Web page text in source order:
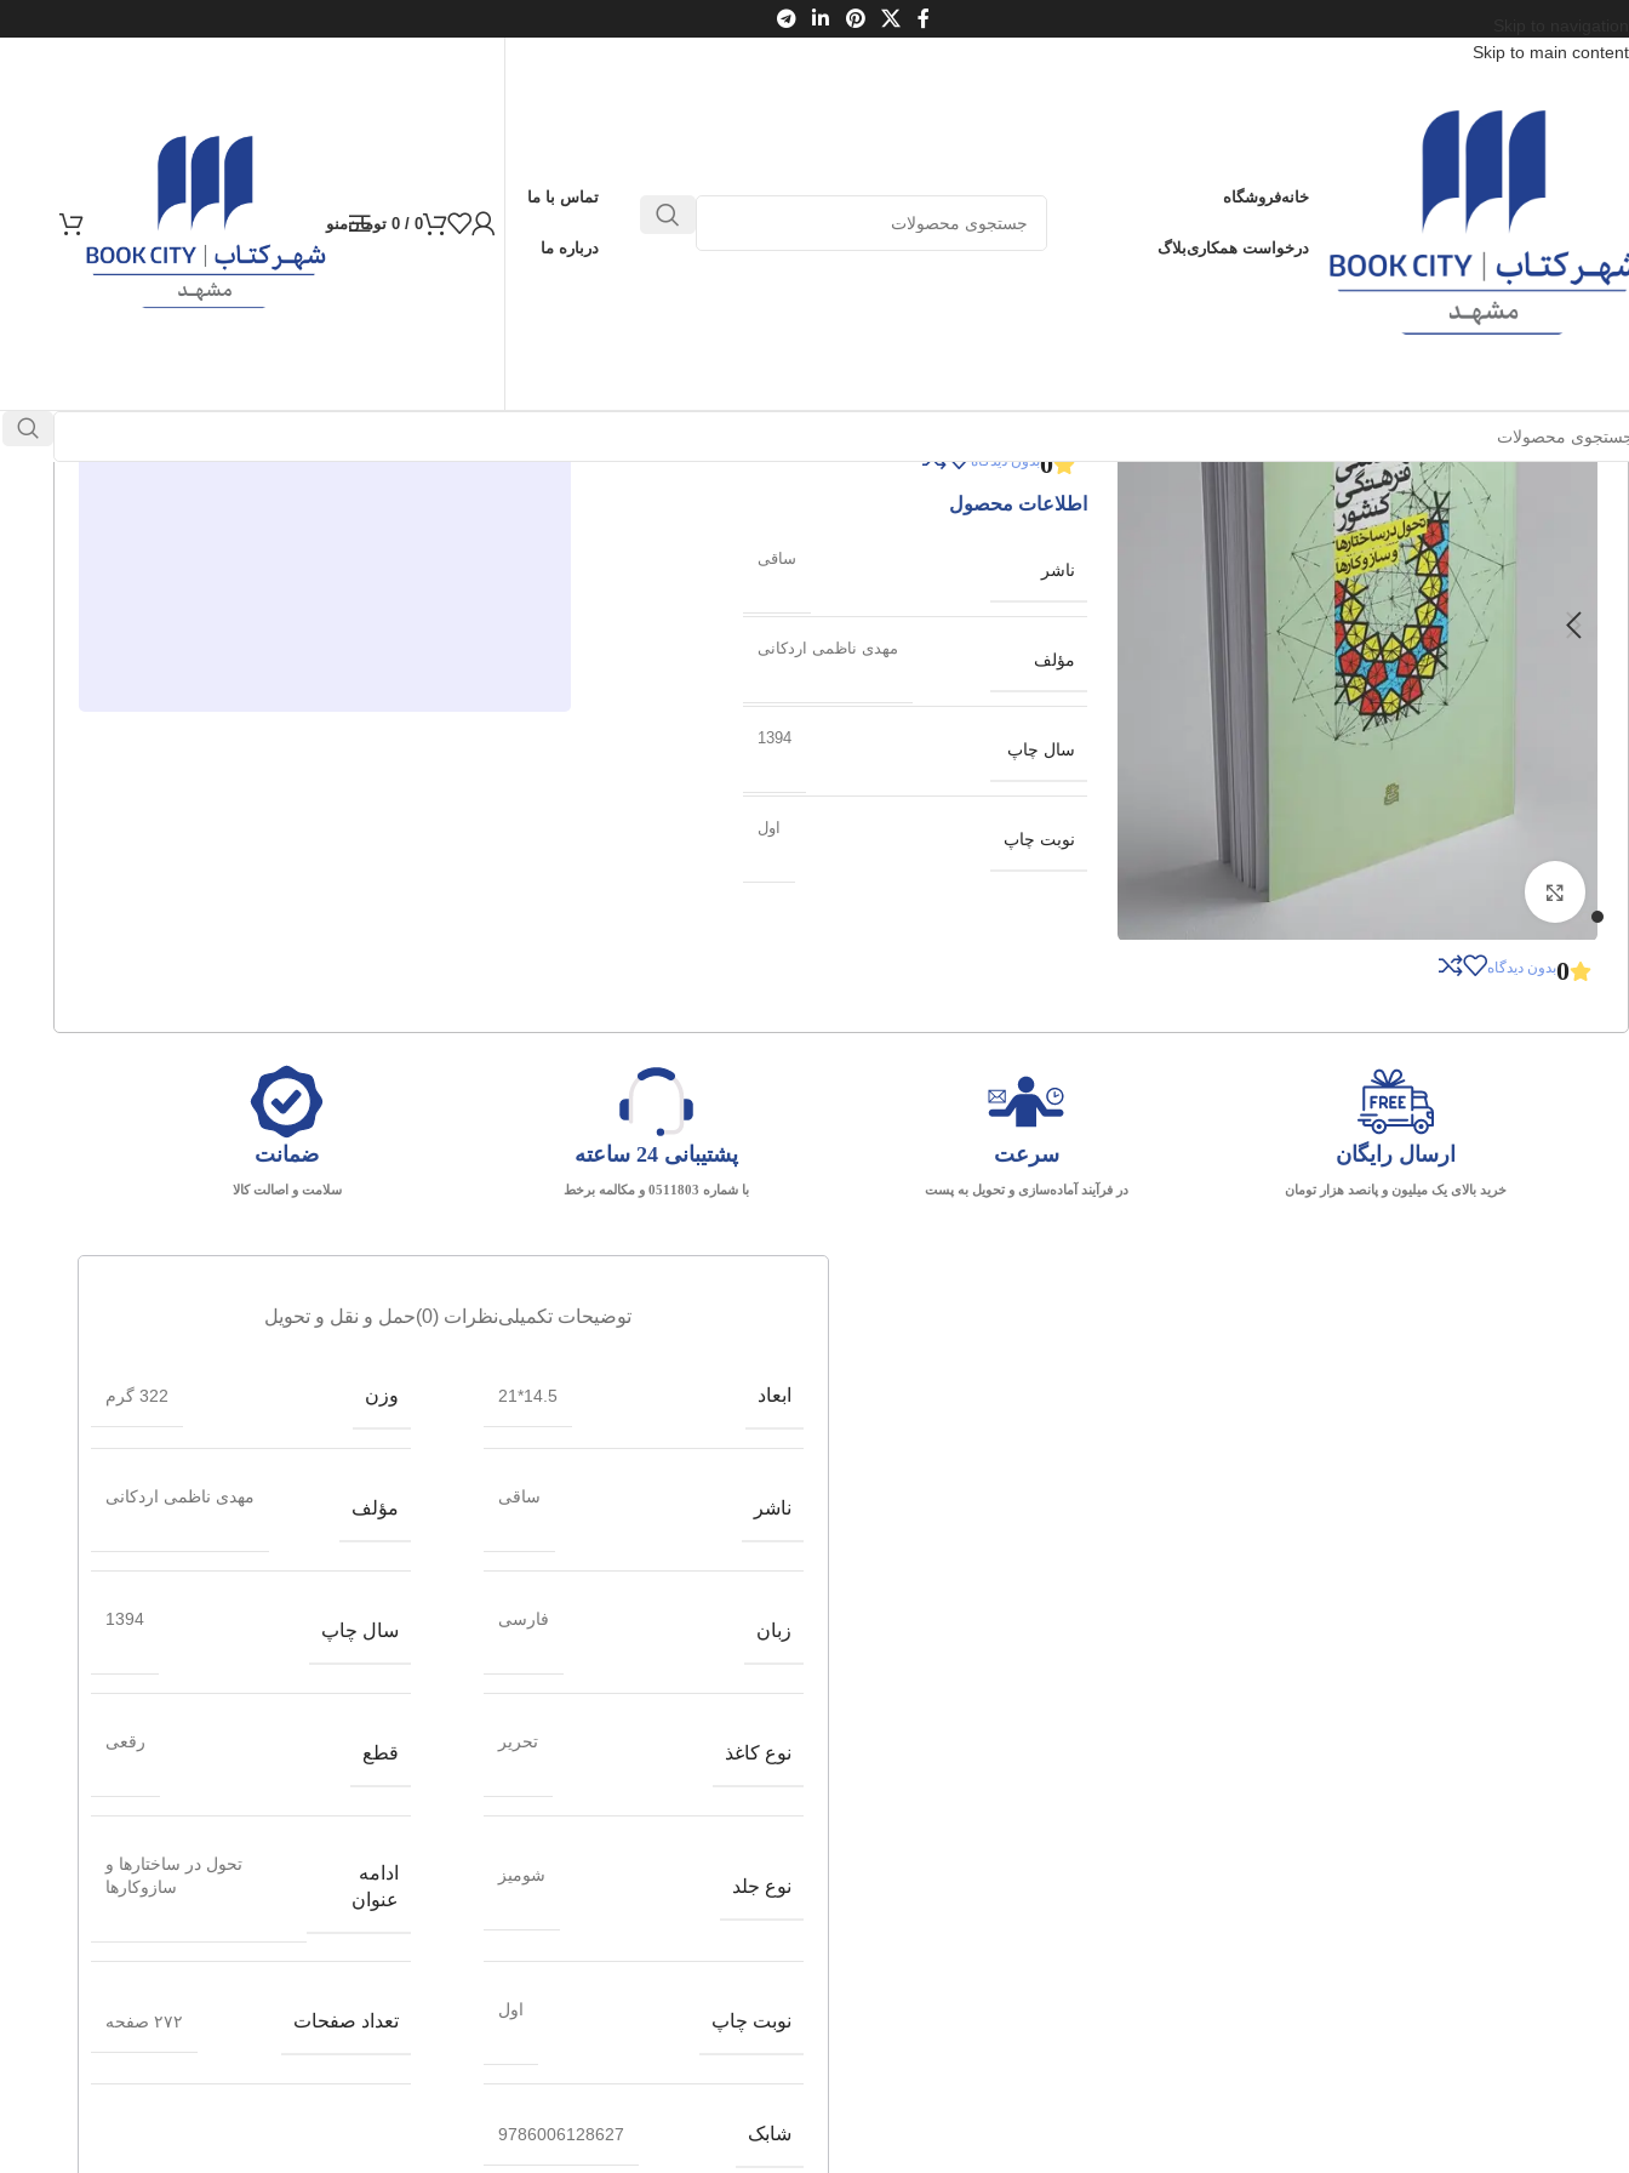
Skip to main content
خانهفروشگاه
درخواست همکاریبلاگ
تماس با ما
درباره ما
0
/
0 تومانمنو
محصولات / کتاب بزرگسال
تحول در ساختارها و سازوکارها
0بدون دیدگاه
0بدون دیدگاه
اطلاعات محصول
ناشر
ساقی
مؤلف
مهدی ناظمی اردکانی
سال چاپ
1394
نوبت چاپ
اول
ارسال رایگان
خرید بالای یک میلیون و پانصد هزار تومان
سرعت
در فرآیند آماده‌سازی و تحویل به پست
پشتیبانی 24 ساعته
با شماره 0511803 و مکالمه برخط
ضمانت
سلامت و اصالت کالا
توضیحات تکمیلینظرات (0) حمل و نقل و تحویل
ابعاد 14.5*21 وزن 322 گرم
ناشر
ساقی
مؤلف
مهدی ناظمی اردکانی
زبان
فارسی
سال چاپ
1394
نوع کاغذ
تحریر
قطع
رقعی
نوع جلد
شومیز
ادامه
عنوان
تحول در ساختارها و
سازوکارها
نوبت چاپ
اول
تعداد صفحات ۲۷۲ صفحه
شابک 9786006128627